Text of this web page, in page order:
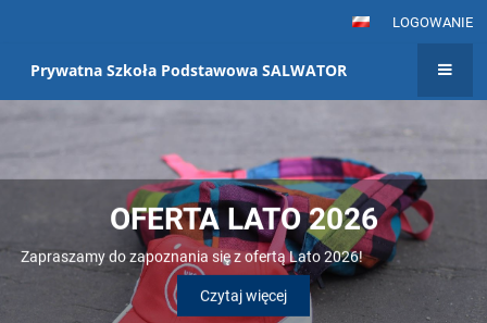
LOGOWANIE
Prywatna Szkoła Podstawowa SALWATOR
OFERTA LATO 2026
Zapraszamy do zapoznania się z ofertą Lato 2026!
Czytaj więcej